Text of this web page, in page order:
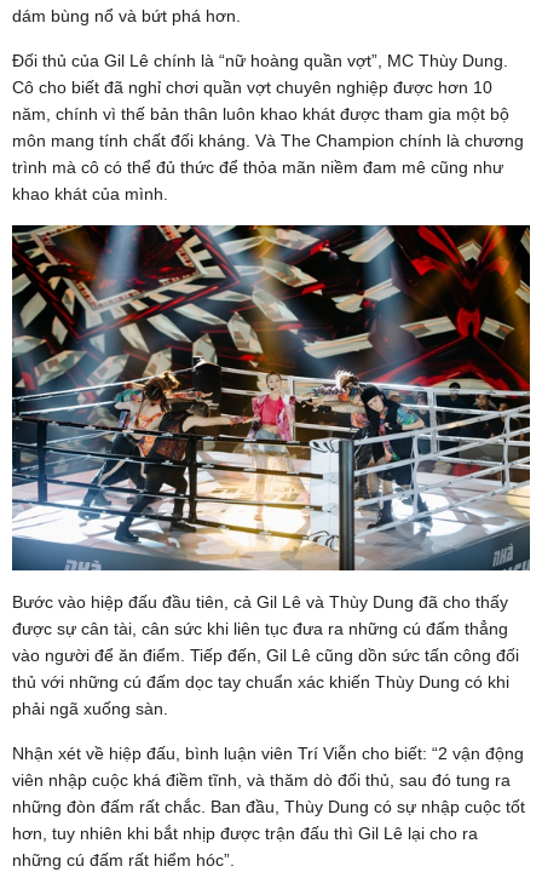
dám bùng nổ và bứt phá hơn.
Đối thủ của Gil Lê chính là “nữ hoàng quần vợt”, MC Thùy Dung.
Cô cho biết đã nghỉ chơi quần vợt chuyên nghiệp được hơn 10
năm, chính vì thế bản thân luôn khao khát được tham gia một bộ
môn mang tính chất đối kháng. Và The Champion chính là chương
trình mà cô có thể đủ thức để thỏa mãn niềm đam mê cũng như
khao khát của mình.
Bước vào hiệp đấu đầu tiên, cả Gil Lê và Thùy Dung đã cho thấy
được sự cân tài, cân sức khi liên tục đưa ra những cú đấm thẳng
vào người để ăn điểm. Tiếp đến, Gil Lê cũng dồn sức tấn công đối
thủ với những cú đấm dọc tay chuẩn xác khiến Thùy Dung có khi
phải ngã xuống sàn.
Nhận xét về hiệp đấu, bình luận viên Trí Viễn cho biết: “2 vận động
viên nhập cuộc khá điềm tĩnh, và thăm dò đối thủ, sau đó tung ra
những đòn đấm rất chắc. Ban đầu, Thùy Dung có sự nhập cuộc tốt
hơn, tuy nhiên khi bắt nhịp được trận đấu thì Gil Lê lại cho ra
những cú đấm rất hiểm hóc”.